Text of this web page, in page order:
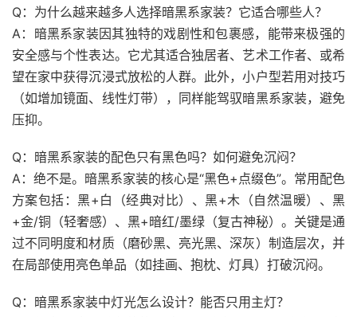
Q：为什么越来越多人选择暗黑系家装？它适合哪些人？
A：暗黑系家装因其独特的戏剧性和包裹感，能带来极强的
安全感与个性表达。它尤其适合独居者、艺术工作者、或希
望在家中获得沉浸式放松的人群。此外，小户型若用对技巧
（如增加镜面、线性灯带），同样能驾驭暗黑系家装，避免
压抑。
Q：暗黑系家装的配色只有黑色吗？如何避免沉闷？
A：绝不是。暗黑系家装的核心是“黑色+点缀色”。常用配色
方案包括：黑+白（经典对比）、黑+木（自然温暖）、黑
+金/铜（轻奢感）、黑+暗红/墨绿（复古神秘）。关键是通
过不同明度和材质（磨砂黑、亮光黑、深灰）制造层次，并
在局部使用亮色单品（如挂画、抱枕、灯具）打破沉闷。
Q：暗黑系家装中灯光怎么设计？能否只用主灯？